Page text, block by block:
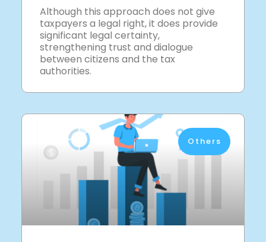
Although this approach does not give
taxpayers a legal right, it does provide
significant legal certainty,
strengthening trust and dialogue
between citizens and the tax
authorities.
Others